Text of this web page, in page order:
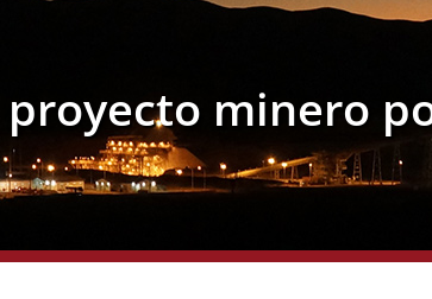
proyecto minero